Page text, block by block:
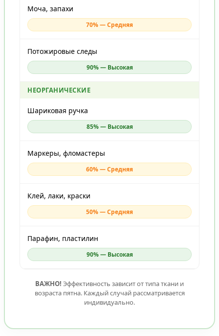
Моча, запахи
70% — Средняя
Потожировые следы
90% — Высокая
НЕОРГАНИЧЕСКИЕ
Шариковая ручка
85% — Высокая
Маркеры, фломастеры
60% — Средняя
Клей, лаки, краски
50% — Средняя
Парафин, пластилин
90% — Высокая
ВАЖНО! Эффективность зависит от типа ткани и
возраста пятна. Каждый случай рассматривается
индивидуально.